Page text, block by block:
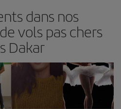
dans nos
vols pas chers
Dakar